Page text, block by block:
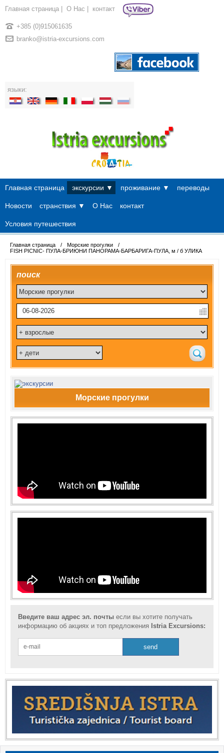
Главная страница О Нac контакт
+385 (0)915061635
branko@istria-excursions.com
языки:
Главная страница экскурсии ▼ проживание ▼ переводы
Новости странствия ▼ О Нac контакт
Условия путешествия
Главная страница / Морские прогулки
/
FISH PICNIC- ПУЛА-БРИЮНИ ПАНОРАМА-БАРБАРИГА-ПУЛА, м / б УЛИКА
поиск
Морские прогулки
Введите ваш адрес эл. почты если вы хотите получать
информацию об акциях и топ предложения Istria Excursions: